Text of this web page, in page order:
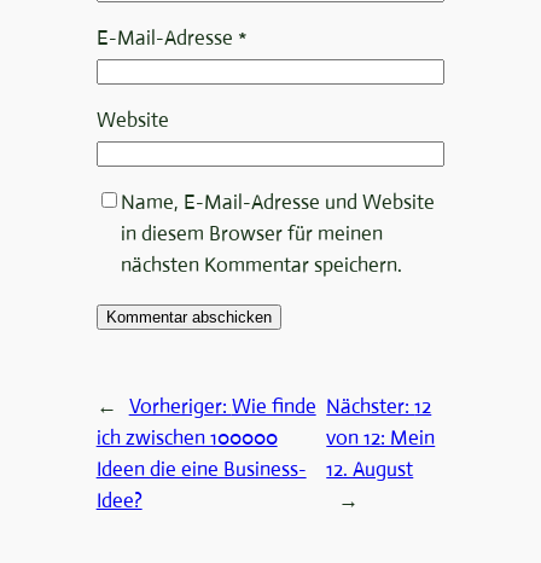
E-Mail-Adresse *
Website
Name, E-Mail-Adresse und Website
in diesem Browser für meinen
nächsten Kommentar speichern.
← Vorheriger: Wie finde
ich zwischen 100000
Ideen die eine Business-
Idee?
Nächster:12
von 12: Mein
12. August
→